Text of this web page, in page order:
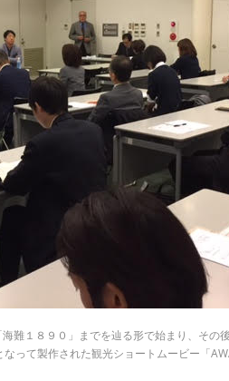
難１８９０」までを辿る形で始まり、その
って製作された観光ショートムービー「